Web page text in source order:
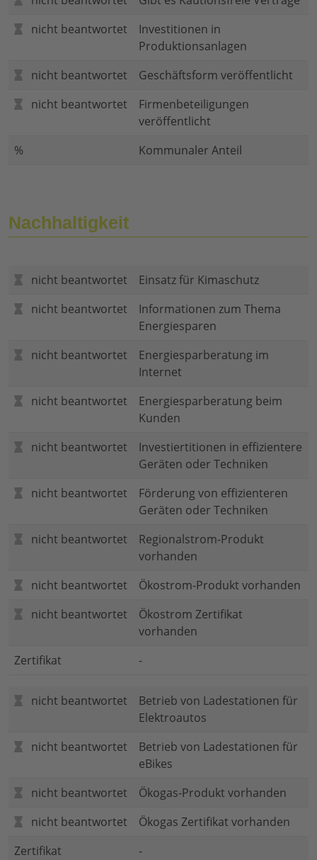
nicht beantwortet
Investitionen in
Produktionsanlagen
nicht beantwortet
Geschäftsform veröffentlicht
nicht beantwortet
Firmenbeteiligungen
veröffentlicht
%
Kommunaler Anteil
Nachhaltigkeit
nicht beantwortet
Einsatz für Kimaschutz
nicht beantwortet
Informationen zum Thema
Energiesparen
nicht beantwortet
Energiesparberatung im
Internet
nicht beantwortet
Energiesparberatung beim
Kunden
nicht beantwortet
Investiertitionen in effizientere
Geräten oder Techniken
nicht beantwortet
Förderung von effizienteren
Geräten oder Techniken
nicht beantwortet
Regionalstrom-Produkt
vorhanden
nicht beantwortet
Ökostrom-Produkt vorhanden
nicht beantwortet
Ökostrom Zertifikat
vorhanden
Zertifikat
-
nicht beantwortet
Betrieb von Ladestationen für
Elektroautos
nicht beantwortet
Betrieb von Ladestationen für
eBikes
nicht beantwortet
Ökogas-Produkt vorhanden
nicht beantwortet
Ökogas Zertifikat vorhanden
Zertifikat
-